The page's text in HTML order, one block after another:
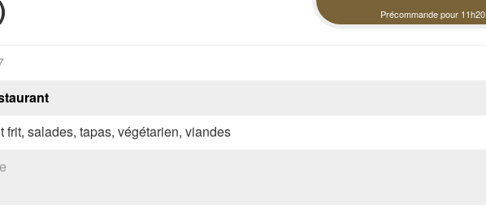
Précommande pour 11h20
frit, salades, tapas, végétarien, viandes